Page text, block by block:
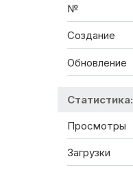
№
Создание
Обновление
Статистика:
Просмотры
Загрузки